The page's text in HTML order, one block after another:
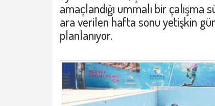
amaçlandığı ummalı bir çalışma
ara verilen hafta sonu yetişkin
planlanıyor.